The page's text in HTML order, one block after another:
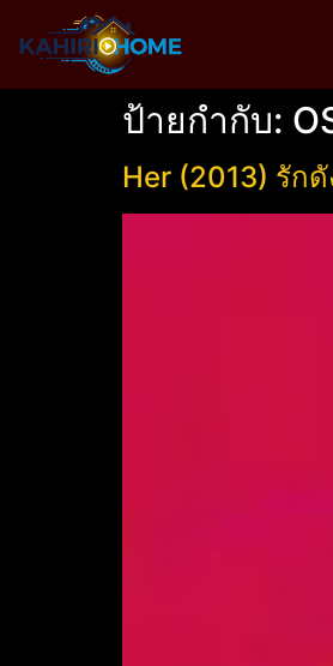
ป้ายกำกับ:
Her (2013) รัก